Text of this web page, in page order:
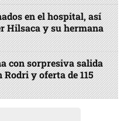
en el hospital, así
Hilsaca y su hermana
con sorpresiva salida
Rodri y oferta de 115